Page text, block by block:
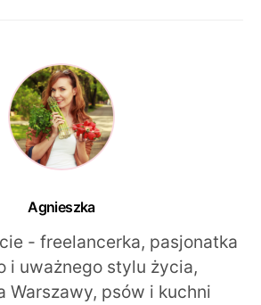
Agnieszka
- freelancerka, pasjonatka
i uważnego stylu życia,
Warszawy, psów i kuchni